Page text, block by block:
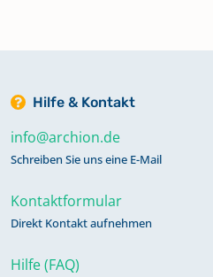
Hilfe & Kontakt
info@archion.de
Schreiben Sie uns eine E-Mail
Kontaktformular
Direkt Kontakt aufnehmen
Hilfe (FAQ)